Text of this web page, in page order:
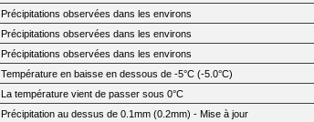
Précipitations observées dans les environs
Précipitations observées dans les environs
Précipitations observées dans les environs
Température en baisse en dessous de -5°C (-5.0°C)
La température vient de passer sous 0°C
Précipitation au dessus de 0.1mm (0.2mm) - Mise à jour